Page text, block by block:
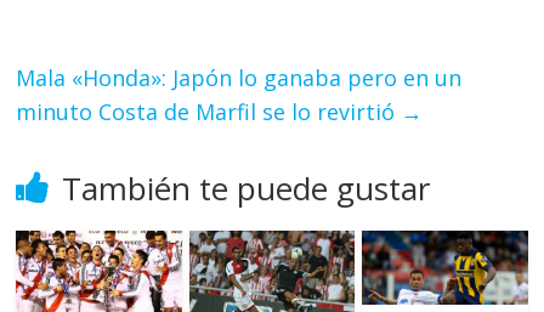
Mala «Honda»: Japón lo ganaba pero en un
minuto Costa de Marfil se lo revirtió →
También te puede gustar